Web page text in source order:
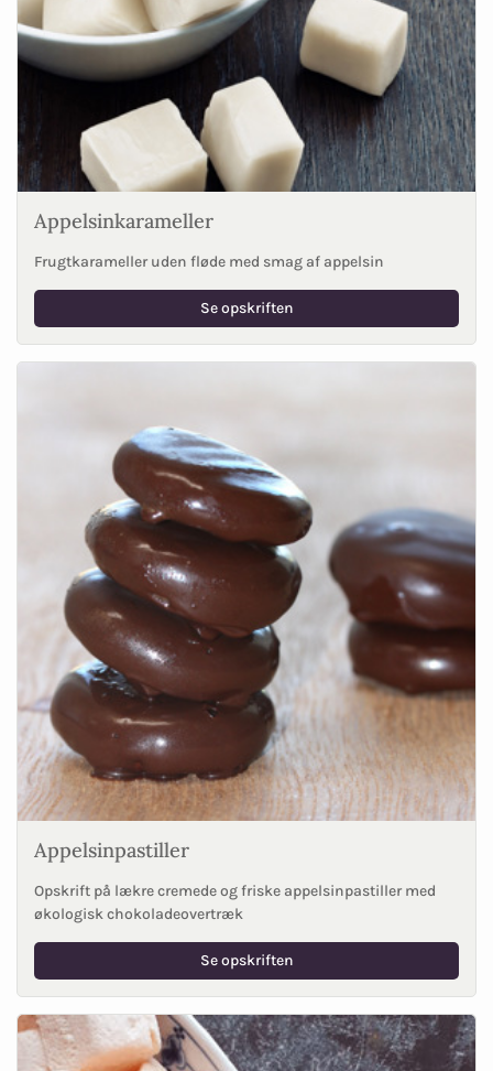
Appelsinkarameller
Frugtkarameller uden fløde med smag af appelsin
Se opskriften
Appelsinpastiller
Opskrift på lækre cremede og friske appelsinpastiller med
økologisk chokoladeovertræk
Se opskriften